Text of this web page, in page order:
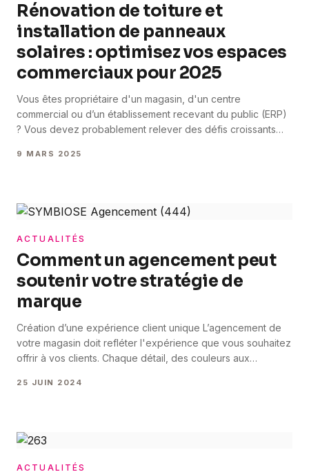
Rénovation de toiture et
installation de panneaux
solaires : optimisez vos espaces
commerciaux pour 2025
Vous êtes propriétaire d'un magasin, d'un centre
commercial ou d’un établissement recevant du public (ERP)
? Vous devez probablement relever des défis croissants
environnementales. Symbiose Agencement se positionne
permet non seulement de [&hellip;]
9 MARS 2025
ACTUALITÉS
Comment un agencement peut
soutenir votre stratégie de
marque
Création d’une expérience client unique L’agencement de
votre magasin doit refléter l'expérience que vous souhaitez
offrir à vos clients. Chaque détail, des couleurs aux
de marque. Par exemple, une marque de luxe privilégiera
25 JUIN 2024
ACTUALITÉS